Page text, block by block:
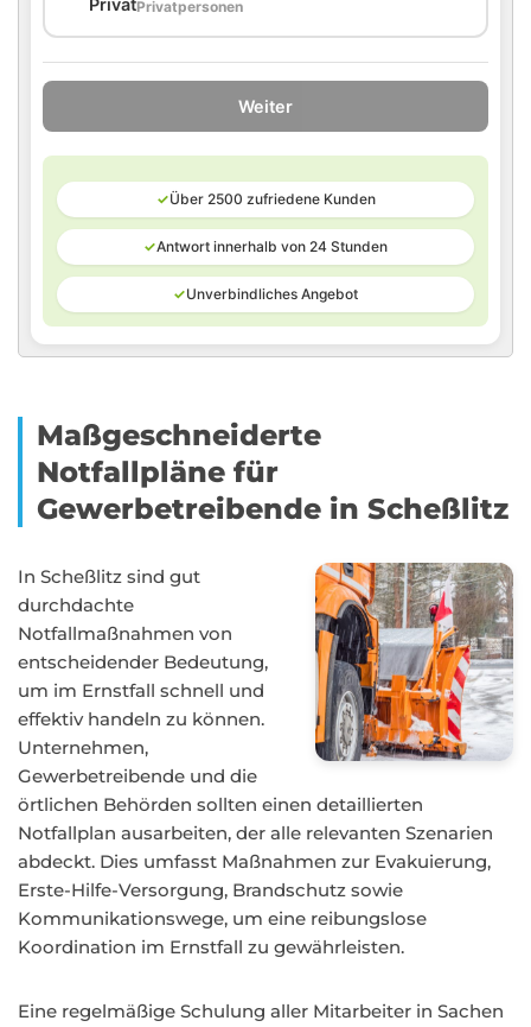
PrivatPrivatpersonen
Weiter
✓Über 2500 zufriedene Kunden
✓Antwort innerhalb von 24 Stunden
✓Unverbindliches Angebot
Maßgeschneiderte
Notfallpläne für
Gewerbetreibende in Scheßlitz
In Scheßlitz sind gut
durchdachte
Notfallmaßnahmen von
entscheidender Bedeutung,
um im Ernstfall schnell und
effektiv handeln zu können.
Unternehmen,
Gewerbetreibende und die
örtlichen Behörden sollten einen detaillierten
Notfallplan ausarbeiten, der alle relevanten Szenarien
abdeckt. Dies umfasst Maßnahmen zur Evakuierung,
Erste-Hilfe-Versorgung, Brandschutz sowie
Kommunikationswege, um eine reibungslose
Koordination im Ernstfall zu gewährleisten.
Eine regelmäßige Schulung aller Mitarbeiter in Sachen